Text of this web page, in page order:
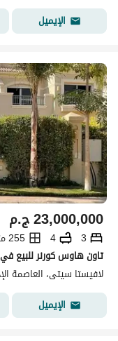
الإيميل
ج.م23,000,000
3
4
255 متر مربع
تاون هاوس كورنر للبيع
لافيستا سيتى، العاصمة
الإيميل